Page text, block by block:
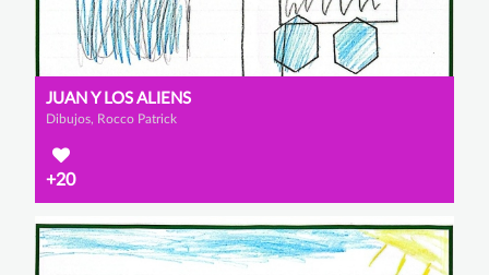
JUAN Y LOS ALIENS
Dibujos, Rocco Patrick
+20